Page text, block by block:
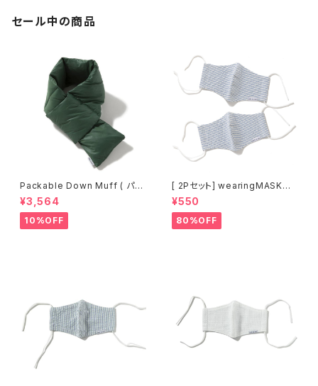
セール中の商品
Packable Down Muff ( パッ
カブルダウンマフラー ) [ green
]
¥3,564
10%OFF
[ 2Pセット] wearingMASK〜
涼感タイプ〜 /「着るマスク!」[ s
eersucker-b (サッカーボーダ
ー) ]
¥550
80%OFF